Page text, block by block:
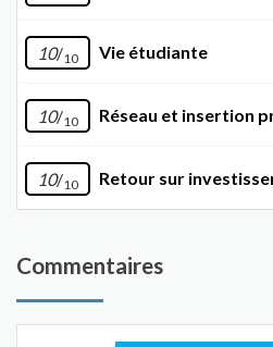
10/10 Vie étudiante
10/10 Réseau et insertion
10/10 Retour sur
Commentaires